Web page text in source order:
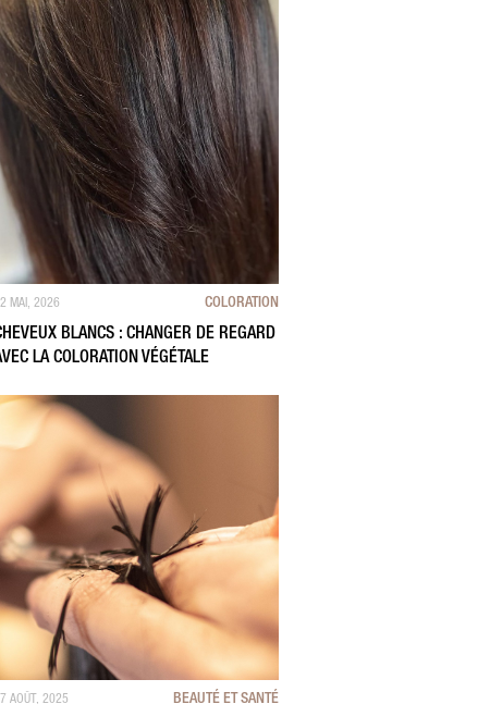
MAI, 2026 COLORATION
BLANCS : CHANGER DE REGARD
LA COLORATION VÉGÉTALE
AOÛT, 2025 BEAUTÉ ET SANTÉ